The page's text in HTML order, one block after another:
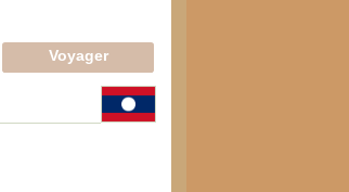
Voyager